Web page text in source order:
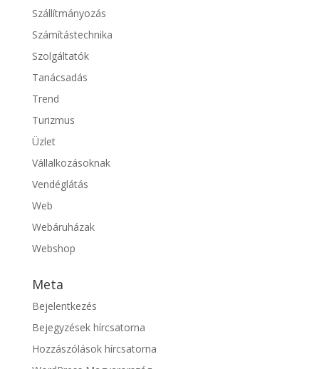
Szállítmányozás
Számítástechnika
Szolgáltatók
Tanácsadás
Trend
Turizmus
Üzlet
Vállalkozásoknak
Vendéglátás
Web
Webáruházak
Webshop
Meta
Bejelentkezés
Bejegyzések hírcsatorna
Hozzászólások hírcsatorna